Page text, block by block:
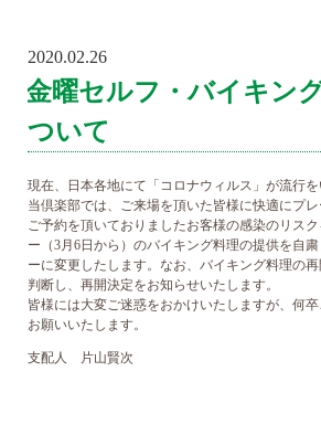
POSTED
ON
2020.02.26
金曜セルフ・バイキン
ついて
現在、日本各地にて「コロナウィルス」が流行を
当倶楽部では、ご来場を頂いた皆様に快適にプレ
ご予約を頂いておりましたお客様の感染のリス
ー（3月6日から）のバイキング料理の提供を自
ーに変更したします。なお、バイキング料理の
判断し、再開決定をお知らせいたします。
皆様には大変ご迷惑をおかけいたしますが、何
お願いいたします。
支配人 片山賢次